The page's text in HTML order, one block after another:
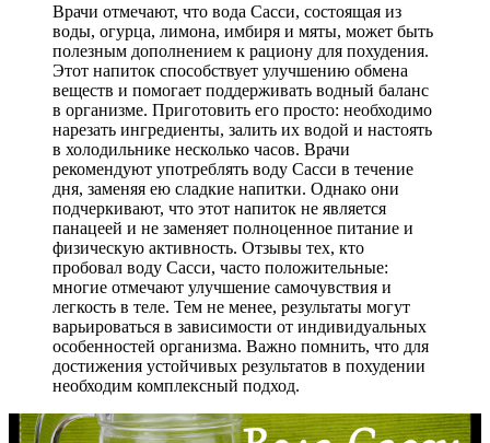
Врачи отмечают, что вода Сасси, состоящая из
воды, огурца, лимона, имбиря и мяты, может быть
полезным дополнением к рациону для похудения.
Этот напиток способствует улучшению обмена
веществ и помогает поддерживать водный баланс
в организме. Приготовить его просто: необходимо
нарезать ингредиенты, залить их водой и настоять
в холодильнике несколько часов. Врачи
рекомендуют употреблять воду Сасси в течение
дня, заменяя ею сладкие напитки. Однако они
подчеркивают, что этот напиток не является
панацеей и не заменяет полноценное питание и
физическую активность. Отзывы тех, кто
пробовал воду Сасси, часто положительные:
многие отмечают улучшение самочувствия и
легкость в теле. Тем не менее, результаты могут
варьироваться в зависимости от индивидуальных
особенностей организма. Важно помнить, что для
достижения устойчивых результатов в похудении
необходим комплексный подход.